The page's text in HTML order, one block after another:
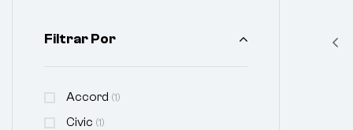
Filtrar Por
Accord (1)
Civic (1)